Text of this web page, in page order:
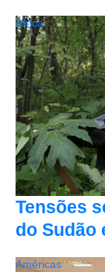
Tensões
do Sudão
África
Américas